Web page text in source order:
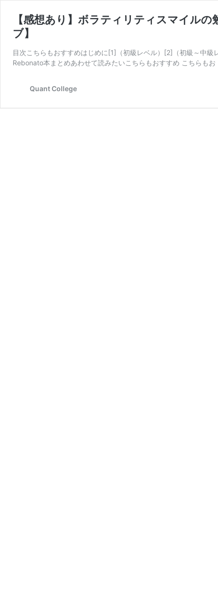
【感想あり】ボラティリティスマイル
ブ】
目次こちらもおすすめはじめに[1]（初級レベル）[2]（初級～中
Rebonato本まとめあわせて読みたいこちらもおすすめ こちらも
Quant College